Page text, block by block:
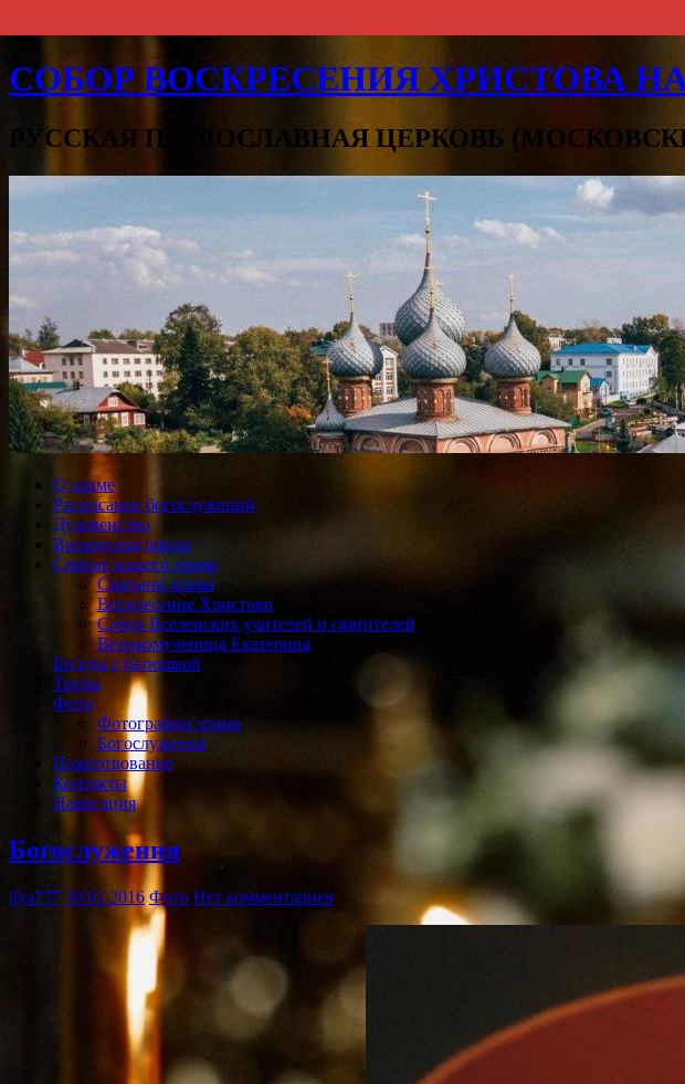
СОБОР ВОСКРЕСЕНИЯ ХРИСТОВА
РУССКАЯ ПРАВОСЛАВНАЯ ЦЕРКОВЬ
О храме
Расписание богослужений
Духовенство
Воскресная школа
Святые нашего храма
Святыни храма
Воскресение Христово
Собор Вселенских учителей и святителей
Великомученица Екатерина
Беседы с батюшкой
Требы
Фото
Фотографии храма
Богослужения
Пожертвование
Контакты
Навигация
Богослужения
ilya777 30.01.2016 Фото Нет комментариев